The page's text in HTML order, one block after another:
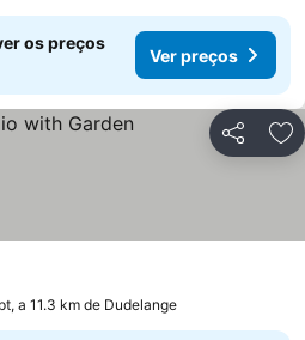
os preços
Ver preços
Partilhar
preços
a 11.3 km de Dudelange